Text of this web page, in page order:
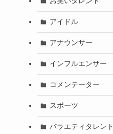
アイドル
アナウンサー
インフルエンサー
コメンテーター
スポーツ
バラエティタレント